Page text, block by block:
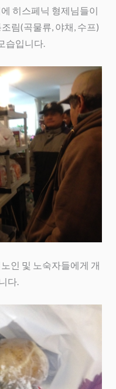
히스페닉 형제님들이
림(곡물류, 야채, 수프)
습입니다.
인 및 노숙자들에게 개
다.